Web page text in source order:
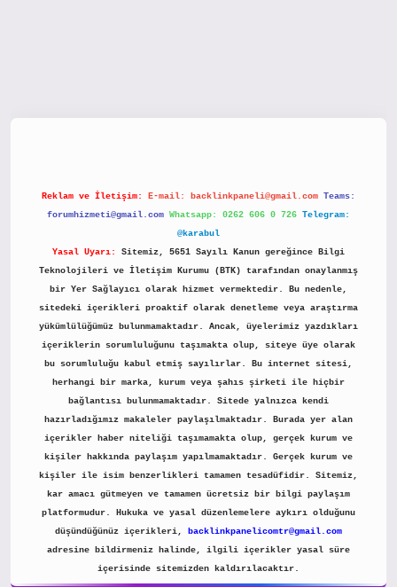
Reklam ve İletişim: E-mail: backlinkpaneli@gmail.com Teams:
forumhizmeti@gmail.com Whatsapp: 0262 606 0 726 Telegram:
@karabul
Yasal Uyarı:
Sitemiz, 5651 Sayılı Kanun gereğince Bilgi
Teknolojileri ve İletişim Kurumu (BTK) tarafından onaylanmış
bir Yer Sağlayıcı olarak hizmet vermektedir. Bu nedenle,
sitedeki içerikleri proaktif olarak denetleme veya araştırma
yükümlülüğümüz bulunmamaktadır. Ancak, üyelerimiz yazdıkları
içeriklerin sorumluluğunu taşımakta olup, siteye üye olarak
bu sorumluluğu kabul etmiş sayılırlar. Bu internet sitesi,
herhangi bir marka, kurum veya şahıs şirketi ile hiçbir
bağlantısı bulunmamaktadır. Sitede yalnızca kendi
hazırladığımız makaleler paylaşılmaktadır. Burada yer alan
içerikler haber niteliği taşımamakta olup, gerçek kurum ve
kişiler hakkında paylaşım yapılmamaktadır. Gerçek kurum ve
kişiler ile isim benzerlikleri tamamen tesadüfidir. Sitemiz,
kar amacı gütmeyen ve tamamen ücretsiz bir bilgi paylaşım
platformudur. Hukuka ve yasal düzenlemelere aykırı olduğunu
düşündüğünüz içerikleri,
backlinkpanelicomtr@gmail.com
adresine bildirmeniz halinde, ilgili içerikler yasal süre
içerisinde sitemizden kaldırılacaktır.